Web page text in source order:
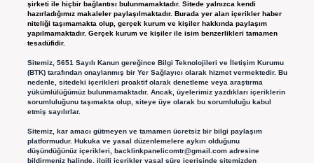
şirketi ile hiçbir bağlantısı bulunmamaktadır. Sitede yalnızca kendi
hazırladığımız makaleler paylaşılmaktadır. Burada yer alan içerikler haber
niteliği taşımamakta olup, gerçek kurum ve kişiler hakkında paylaşım
yapılmamaktadır. Gerçek kurum ve kişiler ile isim benzerlikleri tamamen
tesadüfidir.
Sitemiz, 5651 Sayılı Kanun gereğince Bilgi Teknolojileri ve İletişim Kurumu
(BTK) tarafından onaylanmış bir Yer Sağlayıcı olarak hizmet vermektedir. Bu
nedenle, sitedeki içerikleri proaktif olarak denetleme veya araştırma
yükümlülüğümüz bulunmamaktadır. Ancak, üyelerimiz yazdıkları içeriklerin
sorumluluğunu taşımakta olup, siteye üye olarak bu sorumluluğu kabul
etmiş sayılırlar.
Sitemiz, kar amacı gütmeyen ve tamamen ücretsiz bir bilgi paylaşım
platformudur. Hukuka ve yasal düzenlemelere aykırı olduğunu
düşündüğünüz içerikleri, backlinkpanelicomtr@gmail.comadresine
bildirmeniz halinde, ilgili içerikler yasal süre içerisinde sitemizden